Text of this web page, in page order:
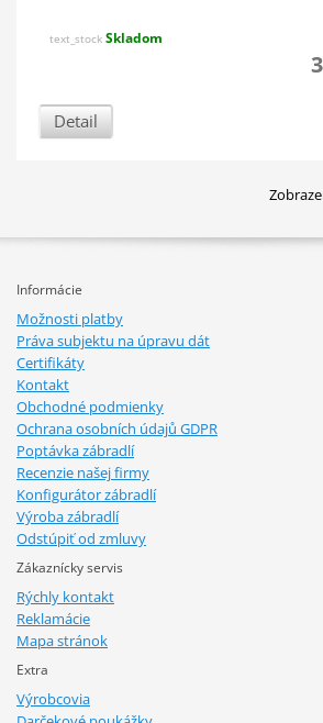
text_stock Skladom
Detail
Informácie
Možnosti platby
Práva subjektu na úpravu dát
Certifikáty
Kontakt
Obchodné podmienky
Ochrana osobních údajů GDPR
Poptávka zábradlí
Recenzie našej firmy
Konfigurátor zábradlí
Výroba zábradlí
Odstúpiť od zmluvy
Zákaznícky servis
Rýchly kontakt
Reklamácie
Mapa stránok
Extra
Výrobcovia